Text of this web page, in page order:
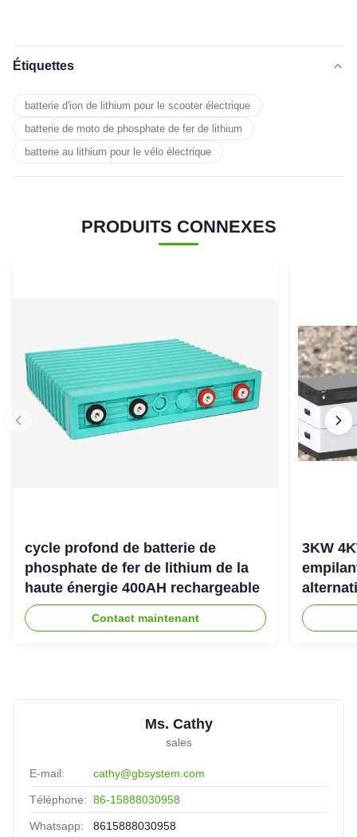
Étiquettes
batterie d'ion de lithium pour le scooter électrique
batterie de moto de phosphate de fer de lithium
batterie au lithium pour le vélo électrique
PRODUITS CONNEXES
cycle profond de batterie de
phosphate de fer de lithium de la
haute énergie 400AH rechargeable
Contact maintenant
3KW
Ms. Cathy
sales
E-mail: cathy@gbsystem.com
Téléphone: 86-15888030958
Whatsapp: 8615888030958